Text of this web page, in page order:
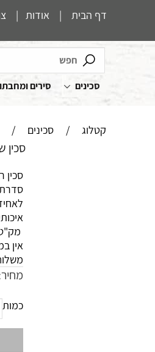
דף הבית | אודות |
סכינים סירים
קטלוג / סכינים /
סכין
סכין
סדרת
אין
כמות